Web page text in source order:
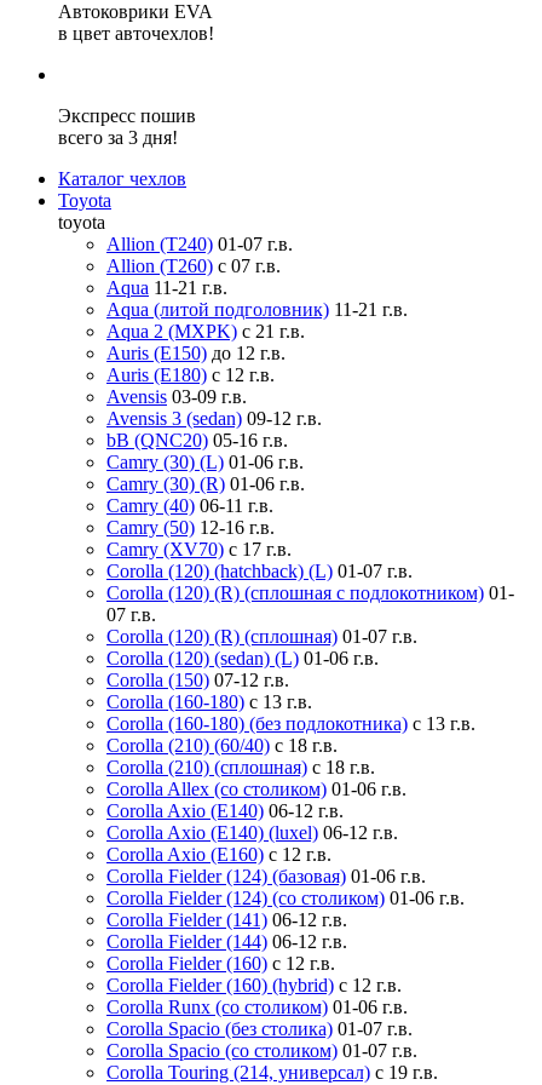
Автоковрики EVA
в цвет авточехлов!
Экспресс пошив
всего за 3 дня!
Каталог чехлов
Toyota
toyota
Allion (T240) 01-07 г.в.
Allion (T260) с 07 г.в.
Aqua 11-21 г.в.
Aqua (литой подголовник) 11-21 г.в.
Aqua 2 (MXPK) с 21 г.в.
Auris (E150) до 12 г.в.
Auris (E180) с 12 г.в.
Avensis 03-09 г.в.
Avensis 3 (sedan) 09-12 г.в.
bB (QNC20) 05-16 г.в.
Camry (30) (L) 01-06 г.в.
Camry (30) (R) 01-06 г.в.
Camry (40) 06-11 г.в.
Camry (50) 12-16 г.в.
Camry (XV70) с 17 г.в.
Corolla (120) (hatchback) (L) 01-07 г.в.
Corolla (120) (R) (сплошная с подлокотником) 01-
07 г.в.
Corolla (120) (R) (сплошная) 01-07 г.в.
Corolla (120) (sedan) (L) 01-06 г.в.
Corolla (150) 07-12 г.в.
Corolla (160-180) с 13 г.в.
Corolla (160-180) (без подлокотника) с 13 г.в.
Corolla (210) (60/40) с 18 г.в.
Corolla (210) (сплошная) с 18 г.в.
Corolla Allex (со столиком) 01-06 г.в.
Corolla Axio (E140) 06-12 г.в.
Corolla Axio (E140) (luxel) 06-12 г.в.
Corolla Axio (E160) с 12 г.в.
Corolla Fielder (124) (базовая) 01-06 г.в.
Corolla Fielder (124) (со столиком) 01-06 г.в.
Corolla Fielder (141) 06-12 г.в.
Corolla Fielder (144) 06-12 г.в.
Corolla Fielder (160) с 12 г.в.
Corolla Fielder (160) (hybrid) с 12 г.в.
Corolla Runx (со столиком) 01-06 г.в.
Corolla Spacio (без столика) 01-07 г.в.
Corolla Spacio (со столиком) 01-07 г.в.
Corolla Touring (214, универсал) с 19 г.в.